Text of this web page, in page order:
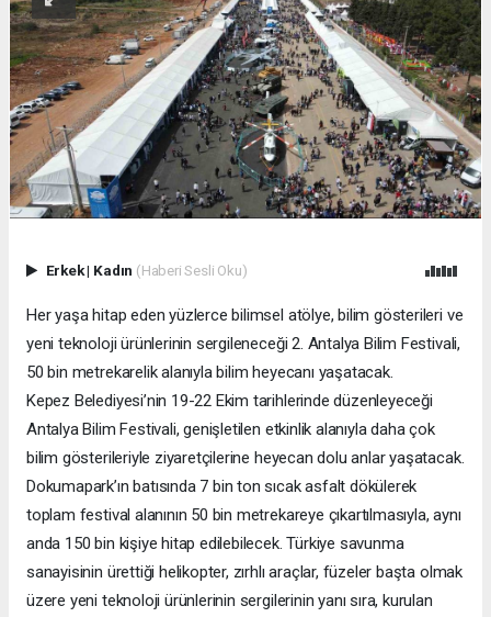
Erkek| Kadın (Haberi Sesli Oku)
Her yaşa hitap eden yüzlerce bilimsel atölye, bilim gösterileri ve
yeni teknoloji ürünlerinin sergileneceği 2. Antalya Bilim Festivali,
50 bin metrekarelik alanıyla bilim heyecanı yaşatacak.
Kepez Belediyesi’nin 19-22 Ekim tarihlerinde düzenleyeceği
Antalya Bilim Festivali, genişletilen etkinlik alanıyla daha çok
bilim gösterileriyle ziyaretçilerine heyecan dolu anlar yaşatacak.
Dokumapark’ın batısında 7 bin ton sıcak asfalt dökülerek
toplam festival alanının 50 bin metrekareye çıkartılmasıyla, aynı
anda 150 bin kişiye hitap edilebilecek. Türkiye savunma
sanayisinin ürettiği helikopter, zırhlı araçlar, füzeler başta olmak
üzere yeni teknoloji ürünlerinin sergilerinin yanı sıra, kurulan